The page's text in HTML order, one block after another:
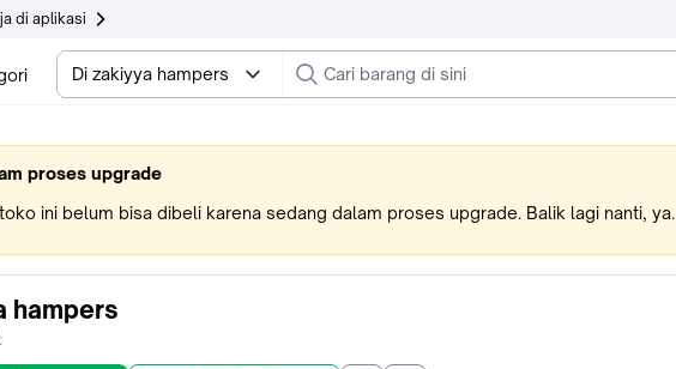
di aplikasi
Di zakiyya hampers
proses upgrade
ini belum bisa dibeli karena sedang dalam proses upgrade. Balik lagi nanti, ya.
hampers